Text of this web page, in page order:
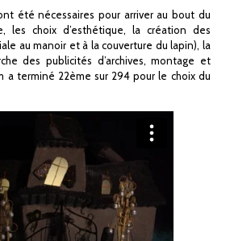
été nécessaires pour arriver au bout du
les choix d’esthétique, la création des
au manoir et à la couverture du lapin), la
des publicités d’archives, montage et
a terminé 22ème sur 294 pour le choix du